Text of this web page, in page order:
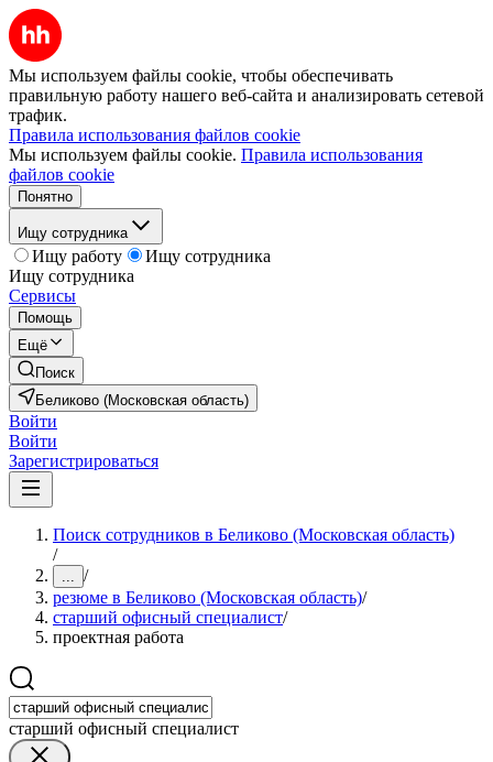
Мы используем файлы cookie, чтобы обеспечивать
правильную работу нашего веб-сайта и анализировать сетевой
трафик.
Правила использования файлов cookie
Мы используем файлы cookie. Правила использования
файлов cookie
Понятно
Ищу сотрудника
Ищу работу
Ищу сотрудника
Ищу сотрудника
Сервисы
Помощь
Ещё
Поиск
Беликово (Московская область)
Войти
Войти
Зарегистрироваться
Поиск сотрудников в Беликово (Московская область)
/
... /
резюме в Беликово (Московская область)/
старший офисный специалист/
проектная работа
старший офисный специалист